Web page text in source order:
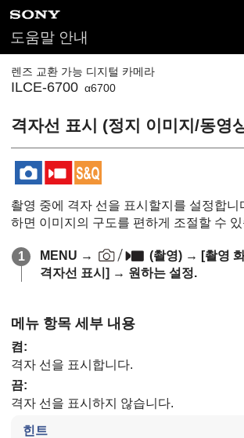
도움말 안내
렌즈 교환 가능 디지털 카메라
ILCE-6700 α6700
격자선 표시 (정지 이미지/동영
촬영 중에 격자 선을 표시할지를 설정합니
하면 이미지의 구도를 편하게 조절할 수
MENU → (촬영) → [촬영
격자선 표시] → 원하는 설정.
메뉴 항목 세부 내용
켬 :
격자 선을 표시합니다.
끔:
격자 선을 표시하지 않습니다.
힌트